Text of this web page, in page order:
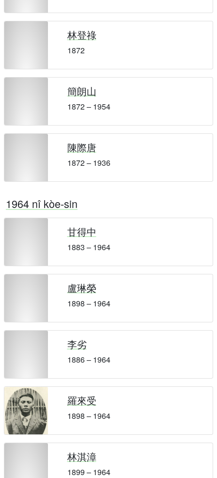
林登祿
1872
簡朗山
1872 – 1954
陳際唐
1872 – 1936
1964 nî kòe-sin
甘得中
1883 – 1964
盧琳榮
1898 – 1964
李劣
1886 – 1964
羅來受
1898 – 1964
林淇漳
1899 – 1964